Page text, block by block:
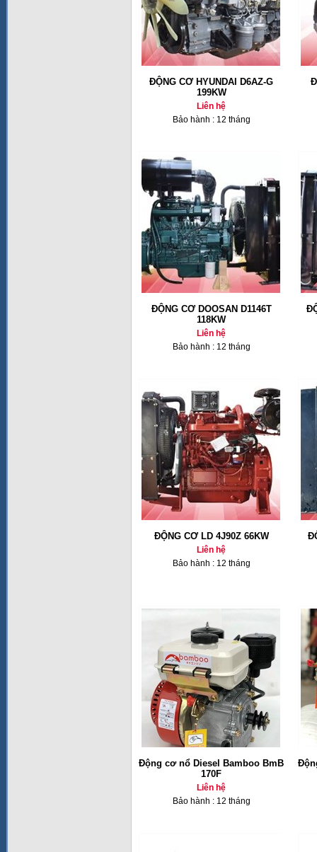
ĐỘNG CƠ HYUNDAI D6AZ-G
199KW
Liên hệ
Bảo hành : 12 tháng
ĐỘNG CƠ DOOSAN D1146T
118KW
Liên hệ
Bảo hành : 12 tháng
ĐỘNG CƠ LD 4J90Z 66KW
Liên hệ
Bảo hành : 12 tháng
Động cơ nổ Diesel Bamboo BmB
170F
Liên hệ
Bảo hành : 12 tháng